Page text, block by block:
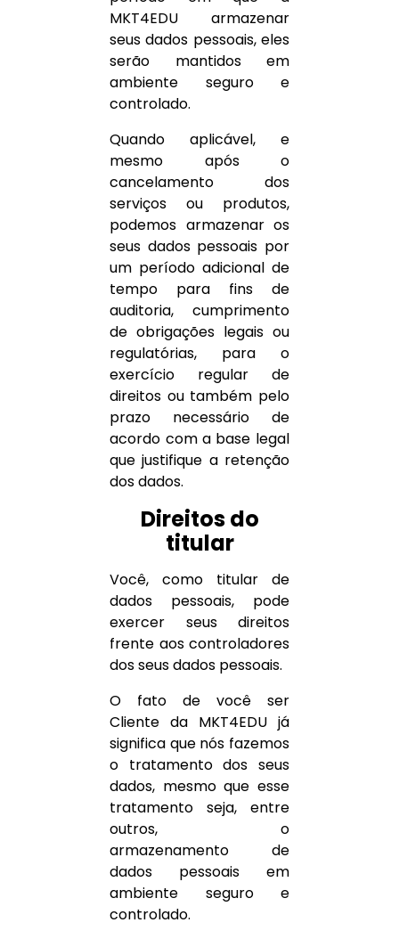
MKT4EDU armazenar
seus dados pessoais, eles
serão mantidos em
ambiente seguro e
controlado.
Quando aplicável, e
mesmo após o
cancelamento dos
serviços ou produtos,
podemos armazenar os
seus dados pessoais por
um período adicional de
tempo para fins de
auditoria, cumprimento
de obrigações legais ou
regulatórias, para o
exercício regular de
direitos ou também pelo
prazo necessário de
acordo com a base legal
que justifique a retenção
dos dados.
Direitos do
titular
Você, como titular de
dados pessoais, pode
exercer seus direitos
frente aos controladores
dos seus dados pessoais.
O fato de você ser
Cliente da MKT4EDU já
significa que nós fazemos
o tratamento dos seus
dados, mesmo que esse
tratamento seja, entre
outros, o
armazenamento de
dados pessoais em
ambiente seguro e
controlado.